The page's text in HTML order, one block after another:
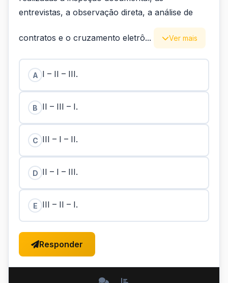
entrevistas, a observação direta, a análise de
contratos e o cruzamento eletrô... Ver mais
A I – II – III.
B II – III – I.
C III – I – II.
D II – I – III.
E III – II – I.
Responder